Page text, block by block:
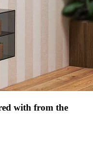
with from the